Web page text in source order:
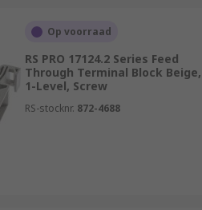
Op voorraad
RS PRO 17124.2 Series Feed
Through Terminal Block Beige,
1-Level, Screw
RS-stocknr. 872-4688